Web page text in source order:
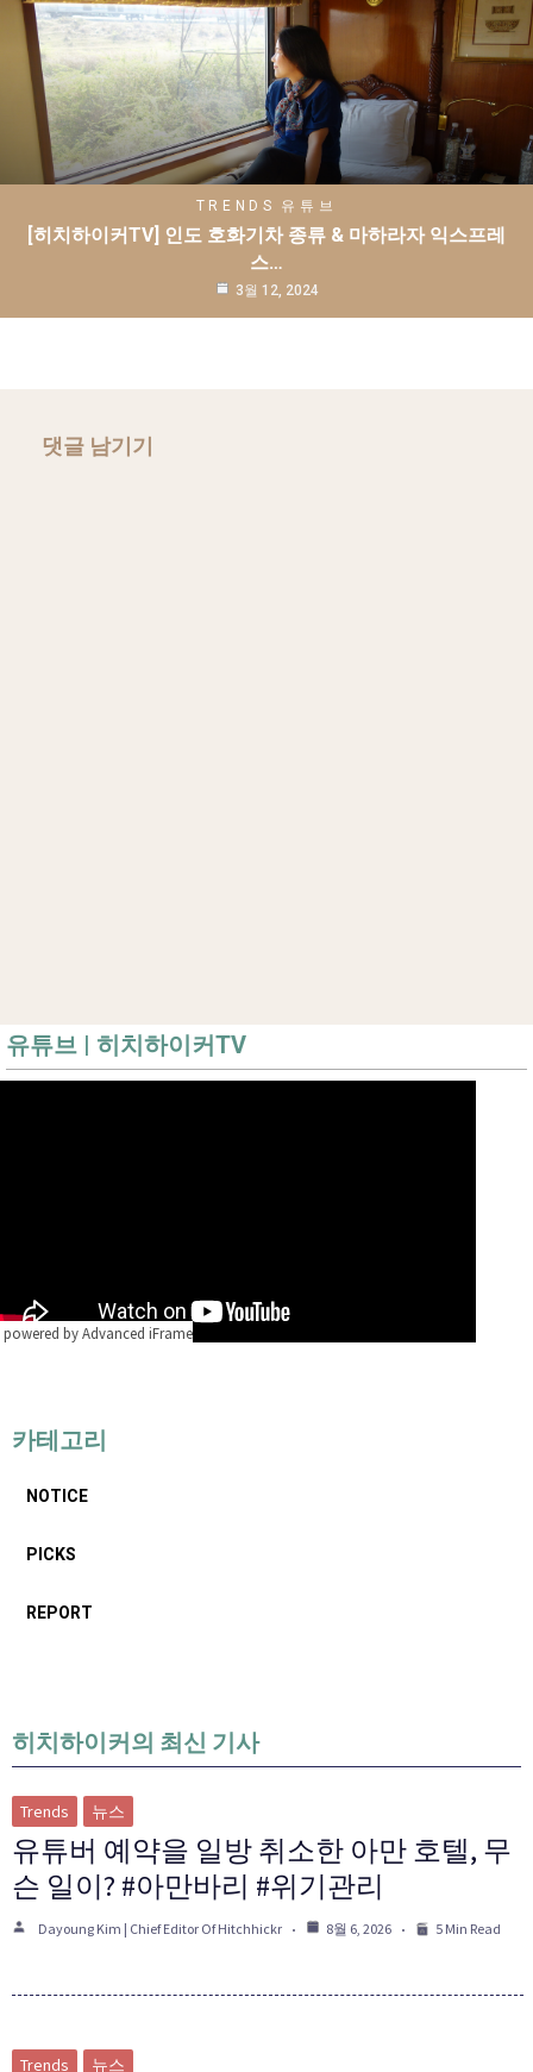
TRENDS 유튜브
[히치하이커TV] 인도 호화기차 종류 & 마하라자 익스프레
스…
3월 12, 2024
댓글 남기기
유튜브 | 히치하이커TV
powered by Advanced iFrame
카테고리
NOTICE
PICKS
REPORT
히치하이커의 최신 기사
Trends 뉴스
유튜버 예약을 일방 취소한 아만 호텔, 무
슨 일이? #아만바리 #위기관리
Dayoung Kim | Chief Editor Of Hitchhickr 8월 6, 2026 5 Min Read
Trends 뉴스